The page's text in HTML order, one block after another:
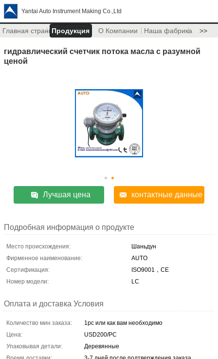
Yantai Auto Instrument Making Co.,Ltd
Главная страницаПродукция О Компании Наша фабрика >>
гидравлический счетчик потока масла с разумной
ценой
Лучшая цена контактные данные
Подробная информация о продукте
Место происхождения:
Шаньдун
Фирменное наименование:
AUTO
Сертификация:
ISO9001，CE
Номер модели:
LC
Оплата и доставка Условия
Количество мин заказа:
1pc или как вам необходимо
Цена:
USD200/PC
Упаковывая детали:
Деревянные